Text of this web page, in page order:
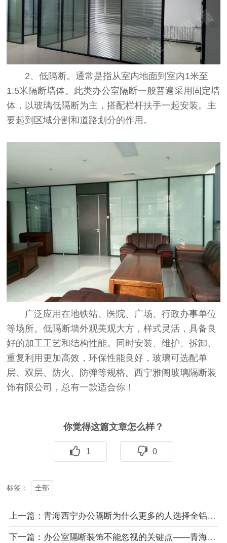
2、低隔断。通常是指从室内地面到室内1米至
1.5米隔断墙体。此类办公室隔断一般普遍采用固定墙
体，以玻璃低隔断为主，搭配栏杆扶手一起安装。主
要起到区域分割和道路划分的作用。
广泛应用在地铁站、医院、广场、行政办事单位
等场所。低隔断墙外观美观大方，样式灵活，具备良
好的加工工艺和结构性能。同时安装、维护、拆卸、
重复利用更加高效，环保性能良好，玻璃可选配单
层、双层、防火、防弹等规格。西宁雅阁玻璃隔断装
饰有限公司，总有一款适合你！
你觉得这篇文章怎么样？
1 0
标签： 全部
上一篇：青海西宁办公隔断为什么更多的人选择全铝隔断
下一篇：办公室隔断装饰不能忽视的关键点——青海西宁办公室玻璃隔断墙